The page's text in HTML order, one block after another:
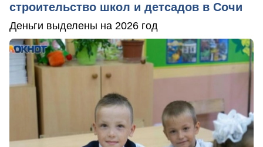
строительство школ и детсадов в Сочи
Деньги выделены на 2026 год